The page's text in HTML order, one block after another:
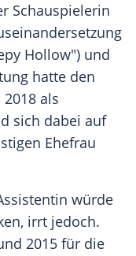
Schauspielerin
Hollow") und
hatte den
als
sich dabei auf
Ehefrau
würde
irrt jedoch.
2015 für die